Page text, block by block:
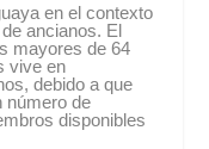
en el contexto
ancianos. El
mayores de 64
vive en
debido a que
número de
disponibles